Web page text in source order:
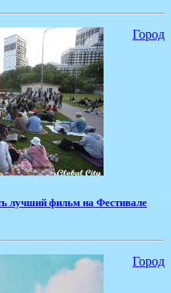
Город
лучший фильм на Фестивале
Город